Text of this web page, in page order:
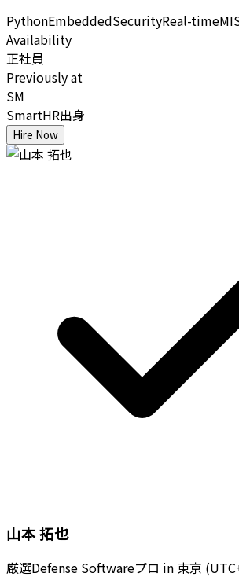
PythonEmbeddedSecurityReal-time
Availability
正社員
Previously at
SM
SmartHR出身
Hire Now
山本 拓也
厳選Defense Softwareプロ in 東京